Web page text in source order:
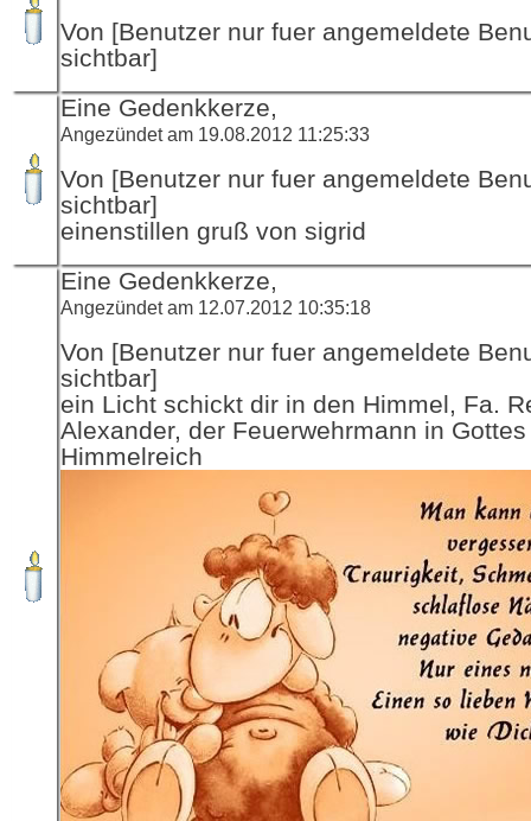
Von [Benutzer nur fuer angemeldete
sichtbar]
Eine Gedenkkerze,
Angezündet am 19.08.2012 11:25:33
Von [Benutzer nur fuer angemeldete
sichtbar]
einenstillen gruß von sigrid
Eine Gedenkkerze,
Angezündet am 12.07.2012 10:35:18
Von [Benutzer nur fuer angemeldete
sichtbar]
ein Licht schickt dir in den Himmel, Fa.
Alexander, der Feuerwehrmann in Gottes
Himmelreich